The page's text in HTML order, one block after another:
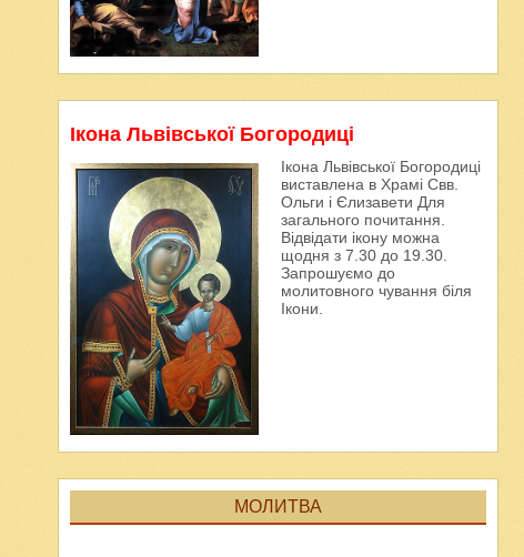
Ікона Львівської Богородиці
Ікона Львівської Богородиці
виставлена в Храмі Свв.
Ольги і Єлизавети Для
загального почитання.
Відвідати ікону можна
щодня з 7.30 до 19.30.
Запрошуємо до
молитовного чування біля
Ікони.
МОЛИТВА